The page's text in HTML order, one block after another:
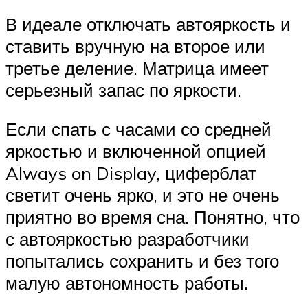
В идеале отключать автояркость и
ставить вручную на второе или
третье деление. Матрица имеет
серьезный запас по яркости.
Если спать с часами со средней
яркостью и включенной опцией
Always on Display, циферблат
светит очень ярко, и это не очень
приятно во время сна. Понятно, что
с автояркостью разработчики
попытались сохранить и без того
малую автономность работы.